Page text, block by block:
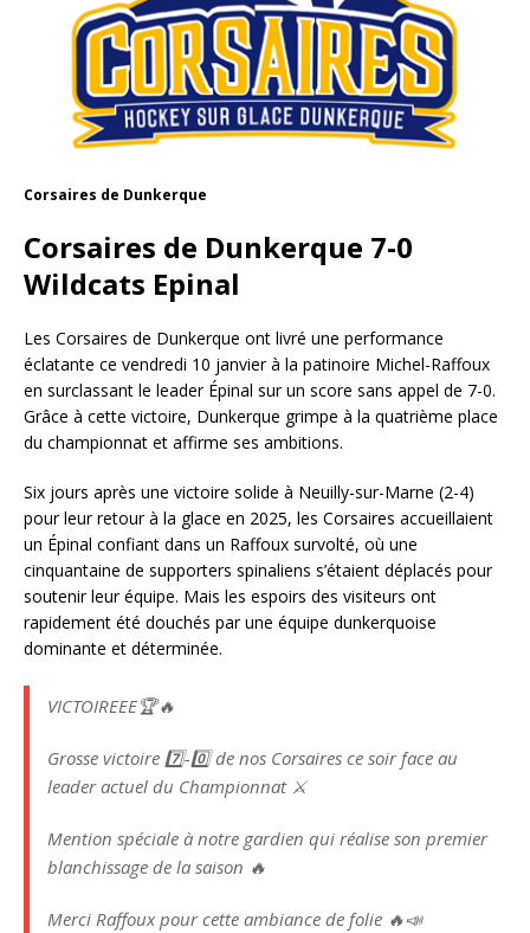
Corsaires de Dunkerque
Corsaires de Dunkerque 7-0
Wildcats Epinal
Les Corsaires de Dunkerque ont livré une performance
éclatante ce vendredi 10 janvier à la patinoire Michel-Raffoux
en surclassant le leader Épinal sur un score sans appel de 7-0.
Grâce à cette victoire, Dunkerque grimpe à la quatrième place
du championnat et affirme ses ambitions.
Six jours après une victoire solide à Neuilly-sur-Marne (2-4)
pour leur retour à la glace en 2025, les Corsaires accueillaient
un Épinal confiant dans un Raffoux survolté, où une
cinquantaine de supporters spinaliens s’étaient déplacés pour
soutenir leur équipe. Mais les espoirs des visiteurs ont
rapidement été douchés par une équipe dunkerquoise
dominante et déterminée.
VICTOIREEE🏆🔥
Grosse victoire 7️⃣-0️⃣ de nos Corsaires ce soir face au
leader actuel du Championnat ⚔️
Mention spéciale à notre gardien qui réalise son premier
blanchissage de la saison 🔥
Merci Raffoux pour cette ambiance de folie 🔥📣